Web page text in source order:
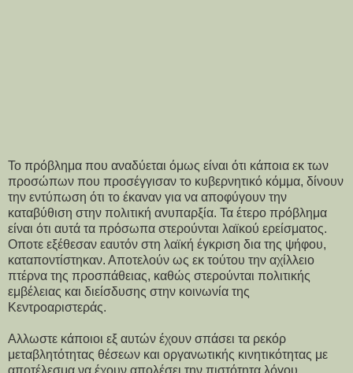
Το πρόβλημα που αναδύεται όμως είναι ότι κάποια εκ των
προσώπων που προσέγγισαν το κυβερνητικό κόμμα, δίνουν
την εντύπωση ότι το έκαναν για να αποφύγουν την
καταβύθιση στην πολιτική ανυπαρξία. Τα έτερο πρόβλημα
είναι ότι αυτά τα πρόσωπα στερούνται λαϊκού ερείσματος.
Οποτε εξέθεσαν εαυτόν στη λαϊκή έγκριση δια της ψήφου,
καταποντίστηκαν. Αποτελούν ως εκ τούτου την αχίλλειο
πτέρνα της προσπάθειας, καθώς στερούνται πολιτικής
εμβέλειας και διείσδυσης στην κοινωνία της
Κεντροαριστεράς.
Αλλωστε κάποιοι εξ αυτών έχουν σπάσει τα ρεκόρ
μεταβλητότητας θέσεων και οργανωτικής κινητικότητας με